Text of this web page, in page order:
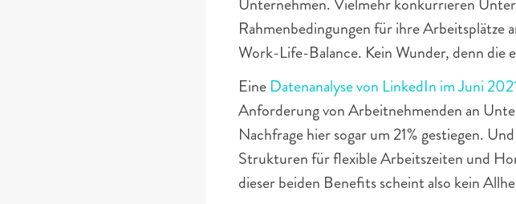
Rahmenbedingungen für ihre Arbeitsplätze
Work-Life-Balance. Kein Wunder, denn die
Eine Datenanalyse von LinkedIn im Juni
Anforderung von Arbeitnehmenden an
Nachfrage hier sogar um 21% gestiegen.
Strukturen für flexible Arbeitszeiten und
dieser beiden Benefits scheint also kein